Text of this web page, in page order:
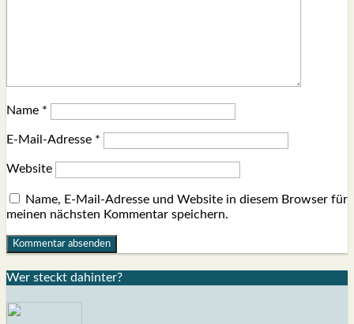
Name *
E-Mail-Adresse *
Website
Name, E-Mail-Adresse und Website in diesem Browser für
meinen nächsten Kommentar speichern.
Wer steckt dahin­ter?